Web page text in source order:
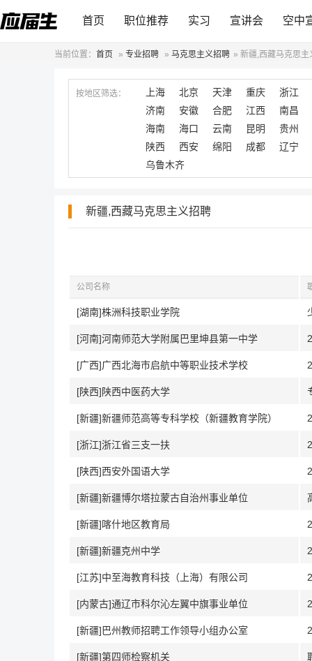
首页 职位推荐 实习 宣讲会 空中
当前位置： 首页 » 专业招聘 » 马克思主义招聘 » 新疆,西藏马克思主
按地区筛选： 上海 北京 天津 重庆
浙江
济南
安徽 合肥 江西
南昌
海南
海口 云南 昆明
贵州
陕西
西安 绵阳 成都
辽宁
乌鲁木齐
新疆,西藏马克思主义招聘
公司名称
[湖南]株洲科技职业学院
[河南]河南师范大学附属巴里坤县第一中学
[广西]广西北海市启航中等职业技术学校
[陕西]陕西中医药大学
[新疆]新疆师范高等专科学校（新疆教育学院）
[浙江]浙江省三支一扶
[陕西]西安外国语大学
[新疆]新疆博尔塔拉蒙古自治州事业单位
[新疆]喀什地区教育局
[新疆]新疆克州中学
[江苏]中至海教育科技（上海）有限公司
[内蒙古]通辽市科尔沁左翼中旗事业单位
[新疆]巴州教师招聘工作领导小组办公室
[新疆]第四师检察机关